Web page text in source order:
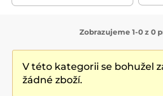
Zobrazujeme 1-0 z 0
V této kategorii se bohužel
žádné zboží.